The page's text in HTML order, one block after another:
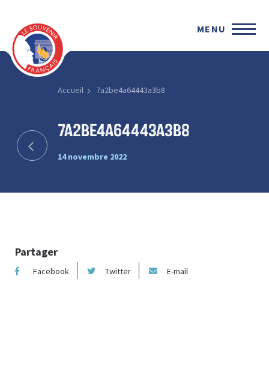
MENU
Accueil 7a2be4a64443a3b8
7a2be4a64443a3b8
14 novembre 2022
Partager
Facebook Twitter E-mail